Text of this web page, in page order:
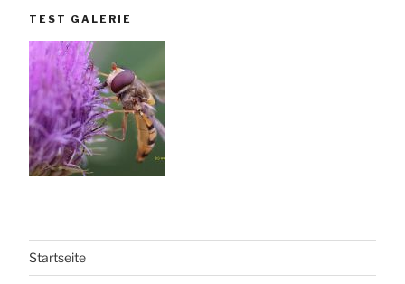
TEST GALERIE
Startseite